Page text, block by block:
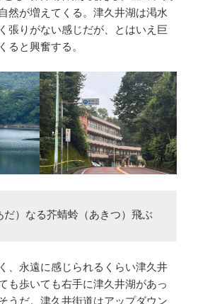
然が増えてくる。津久井湖は渇水
張りがない感じだが、とはいえ巨
ると興奮する。
だ）なる芥蜻蛉（あきつ）飛ぶ
、永遠に感じられるくらい津久井
も歩いても右手に津久井湖があっ
うだ。津久井街道はアップダウン